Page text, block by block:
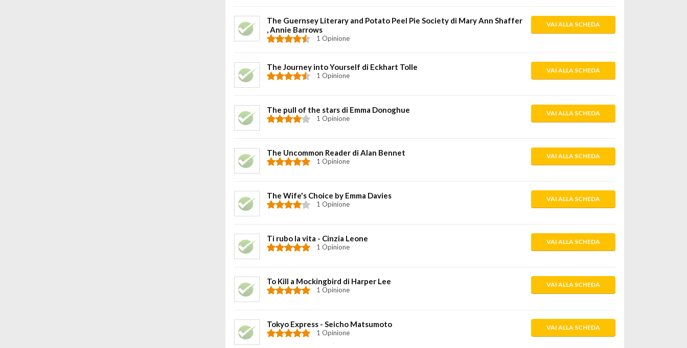
The Guernsey Literary and Potato Peel Pie Society di Mary Ann Shaffer
, Annie Barrows
1 Opinione
VAI ALLA SCHEDA
The Journey into Yourself di Eckhart Tolle
1 Opinione
VAI ALLA SCHEDA
The pull of the stars di Emma Donoghue
1 Opinione
VAI ALLA SCHEDA
The Uncommon Reader di Alan Bennet
1 Opinione
VAI ALLA SCHEDA
The Wife's Choice by Emma Davies
1 Opinione
VAI ALLA SCHEDA
Ti rubo la vita - Cinzia Leone
1 Opinione
VAI ALLA SCHEDA
To Kill a Mockingbird di Harper Lee
1 Opinione
VAI ALLA SCHEDA
Tokyo Express - Seicho Matsumoto
1 Opinione
VAI ALLA SCHEDA